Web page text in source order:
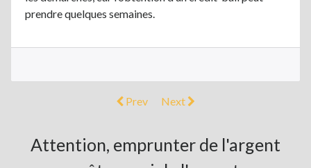
prendre quelques semaines.
Prev Next
Attention, emprunter de l'argent